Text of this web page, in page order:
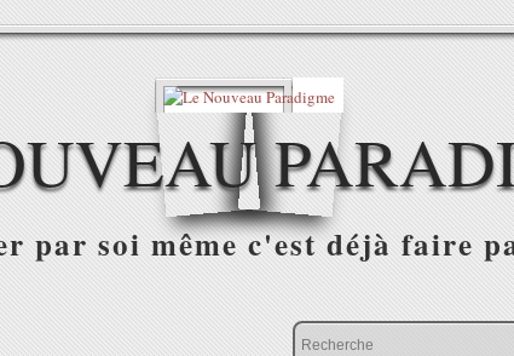
par soi même c'est déjà faire